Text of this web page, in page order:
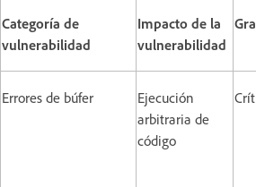
Categoría de
vulnerabilidad
Impacto de la
vulnerabilidad
Errores de búfer
Ejecución
arbitraria de
código